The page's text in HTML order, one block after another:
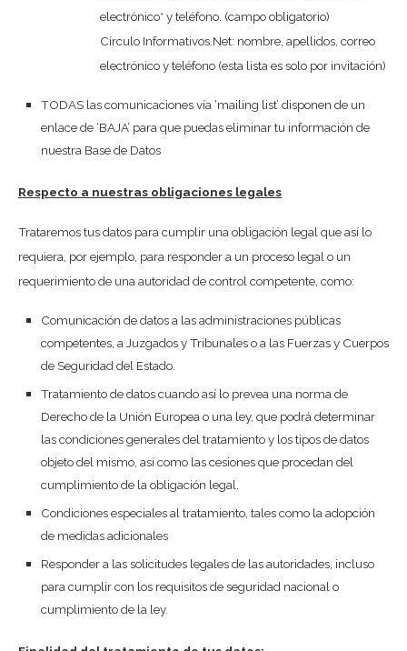
electrónico* y teléfono. (campo obligatorio)
Círculo Informativos.Net: nombre, apellidos, correo
electrónico y teléfono (esta lista es solo por invitación)
TODAS las comunicaciones vía ‘mailing list’ disponen de un
enlace de ‘BAJA’ para que puedas eliminar tu información de
nuestra Base de Datos
Respecto a nuestras obligaciones legales
Trataremos tus datos para cumplir una obligación legal que así lo
requiera, por ejemplo, para responder a un proceso legal o un
requerimiento de una autoridad de control competente, como:
Comunicación de datos a las administraciones públicas
competentes, a Juzgados y Tribunales o a las Fuerzas y Cuerpos
de Seguridad del Estado.
Tratamiento de datos cuando así lo prevea una norma de
Derecho de la Unión Europea o una ley, que podrá determinar
las condiciones generales del tratamiento y los tipos de datos
objeto del mismo, así como las cesiones que procedan del
cumplimiento de la obligación legal.
Condiciones especiales al tratamiento, tales como la adopción
de medidas adicionales
Responder a las solicitudes legales de las autoridades, incluso
para cumplir con los requisitos de seguridad nacional o
cumplimiento de la ley.